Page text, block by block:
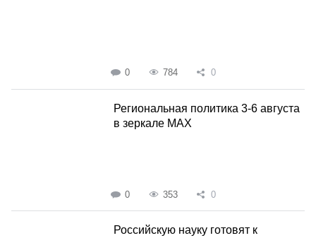
0 784 0
Региональная политика 3-6 августа
в зеркале MAX
0 353 0
Российскую науку готовят к